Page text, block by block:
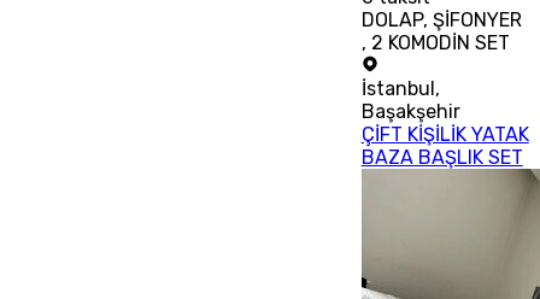
DOLAP, ŞİFONYER
, 2 KOMODİN SET
İstanbul ,
Başakşehir
ÇİFT KİŞİLİK YATAK
BAZA BAŞLIK SET